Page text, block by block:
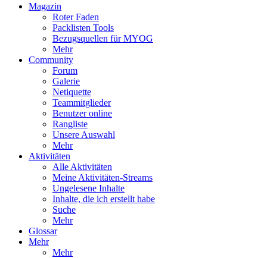
Magazin
Roter Faden
Packlisten Tools
Bezugsquellen für MYOG
Mehr
Community
Forum
Galerie
Netiquette
Teammitglieder
Benutzer online
Rangliste
Unsere Auswahl
Mehr
Aktivitäten
Alle Aktivitäten
Meine Aktivitäten-Streams
Ungelesene Inhalte
Inhalte, die ich erstellt habe
Suche
Mehr
Glossar
Mehr
Mehr